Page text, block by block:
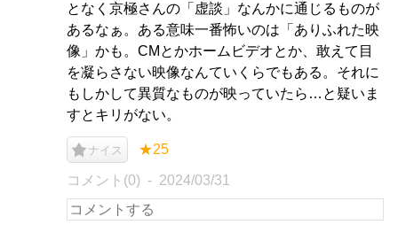
となく京極さんの「虚談」なんかに通じるものが
あるなぁ。ある意味一番怖いのは「ありふれた映
像」かも。CMとかホームビデオとか、敢えて目
を凝らさない映像なんていくらでもある。それに
もしかして異質なものが映っていたら…と疑いま
すとキリがない。
ナイス ★25
コメント(0) 2024/03/31